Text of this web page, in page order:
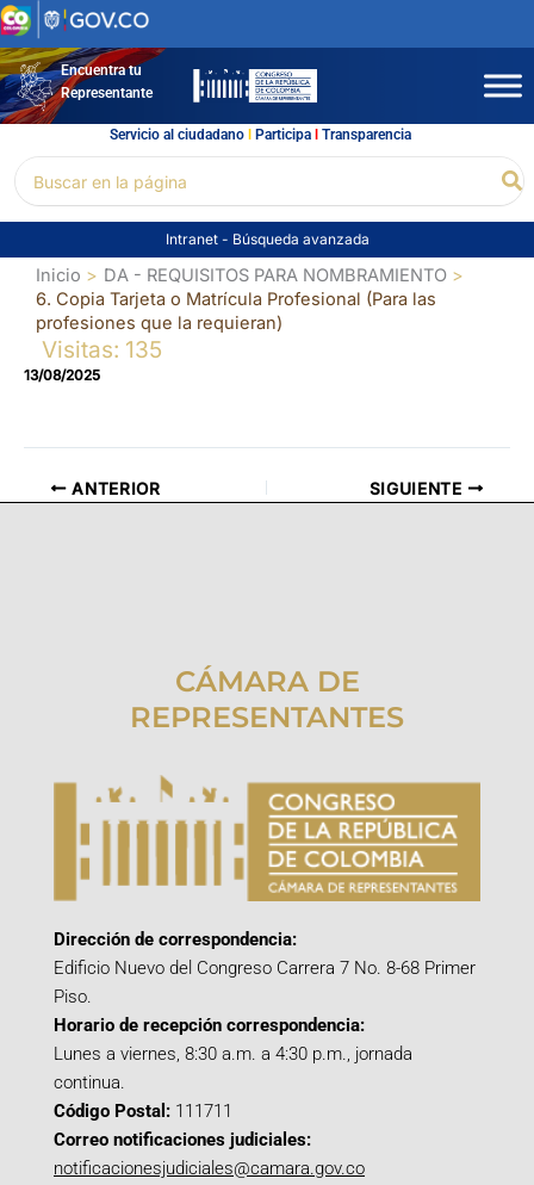
Ir
al
contenidoEncuentra tu
Representante
Servicio al ciudadano l Participal Transparencia
por:
Intranet - Búsqueda avanzada
Inicio
DA - REQUISITOS PARA NOMBRAMIENTO
6. Copia Tarjeta o Matrícula Profesional (Para las
profesiones que la requieran)
Visitas: 135
13/08/2025
ANTERIOR SIGUIENTE
CÁMARA DE
REPRESENTANTES
Dirección de correspondencia:
Edificio Nuevo del Congreso Carrera 7 No. 8-68 Primer
Piso.
Horario de recepción correspondencia:
Lunes a viernes, 8:30 a.m. a 4:30 p.m., jornada
continua.
Código Postal: 111711
Correo notificaciones judiciales:
notificacionesjudiciales@camara.gov.co